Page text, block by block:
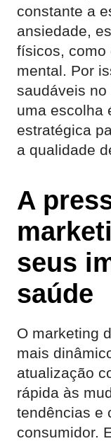
constante a
ansiedade,
físicos, como
mental. Por
saudáveis
uma escolha
estratégica
a qualidade
A
seus
saúde
O marketing
mais
atualização
rápida às
tendências e
consumidor.